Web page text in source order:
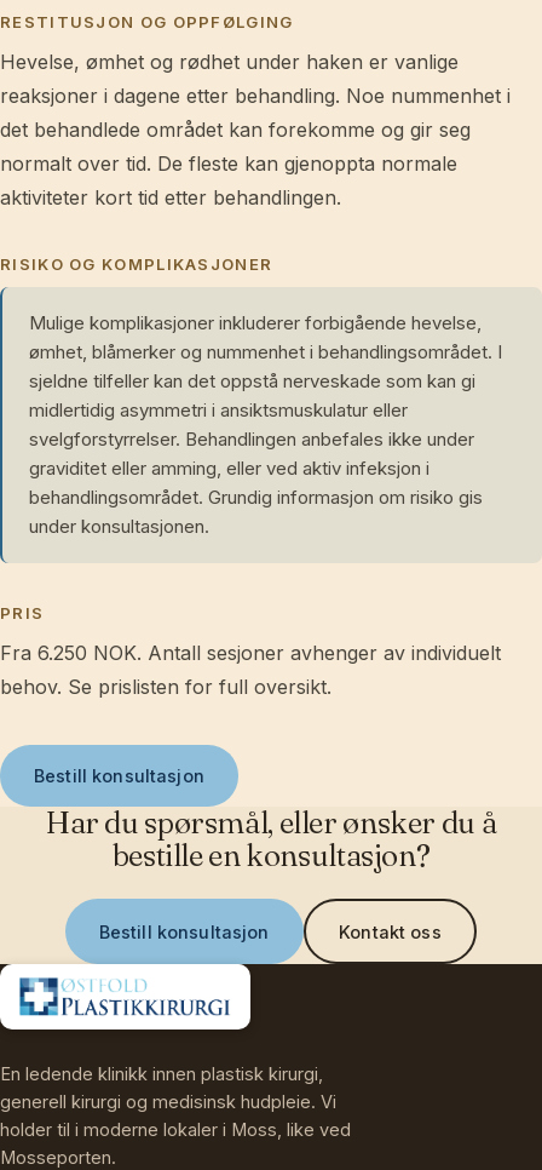
RESTITUSJON OG OPPFØLGING
Hevelse, ømhet og rødhet under haken er vanlige
reaksjoner i dagene etter behandling. Noe nummenhet i
det behandlede området kan forekomme og gir seg
normalt over tid. De fleste kan gjenoppta normale
aktiviteter kort tid etter behandlingen.
RISIKO OG KOMPLIKASJONER
Mulige komplikasjoner inkluderer forbigående hevelse,
ømhet, blåmerker og nummenhet i behandlingsområdet. I
sjeldne tilfeller kan det oppstå nerveskade som kan gi
midlertidig asymmetri i ansiktsmuskulatur eller
svelgforstyrrelser. Behandlingen anbefales ikke under
graviditet eller amming, eller ved aktiv infeksjon i
behandlingsområdet. Grundig informasjon om risiko gis
under konsultasjonen.
PRIS
Fra 6.250 NOK. Antall sesjoner avhenger av individuelt
behov. Se prislisten for full oversikt.
Bestill konsultasjon
Har du spørsmål, eller ønsker du å
bestille en konsultasjon?
Bestill konsultasjon Kontakt oss
En ledende klinikk innen plastisk kirurgi,
generell kirurgi og medisinsk hudpleie. Vi
holder til i moderne lokaler i Moss, like ved
Mosseporten.